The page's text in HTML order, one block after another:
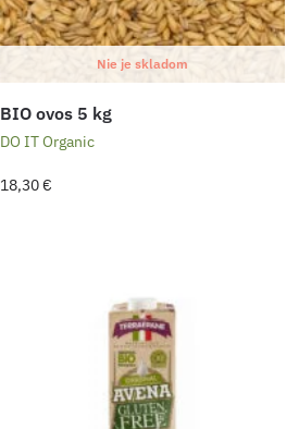
Nie je skladom
BIO ovos 5 kg
DO IT Organic
18,30€